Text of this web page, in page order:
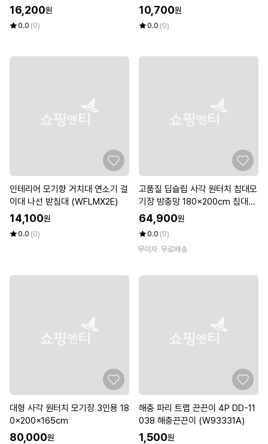
16,200원
0.0 (0)
3T1)
10,700원
0.0 (0)
인테리어 모기향 거치대 연소기 걸
이대 나선 받침대 (WFLMX2E)
14,100원
0.0 (0)
고품질 딥슬립 사각 원터치 침대모
기장 방충망 180x200cm 침대모
기장 (WFKDTKD)
64,900원
0.0 (0)
무이자 무료배송
대형 사각 원터치 모기장 3인용 18
0x200x165cm
80,000원
해충 파리 트랩 끈끈이 4P DD-11
038 해충끈끈이 (W93331A)
1,500원